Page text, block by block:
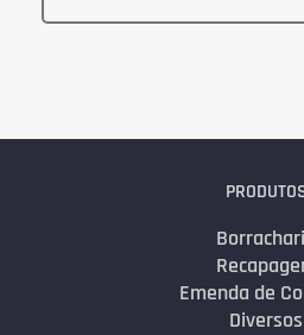
Emenda de
Diversos